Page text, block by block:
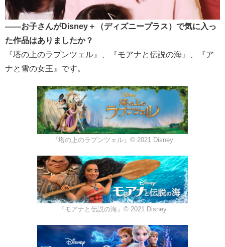
――お子さんがDisney＋（ディズニープラス）で気に入っ
た作品はありましたか？
『塔の上のラプンツェル』、『モアナと伝説の海』、『ア
ナと雪の女王』です。
『塔の上のラプンツェル』© 2021 Disney
『モアナと伝説の海』© 2021 Disney